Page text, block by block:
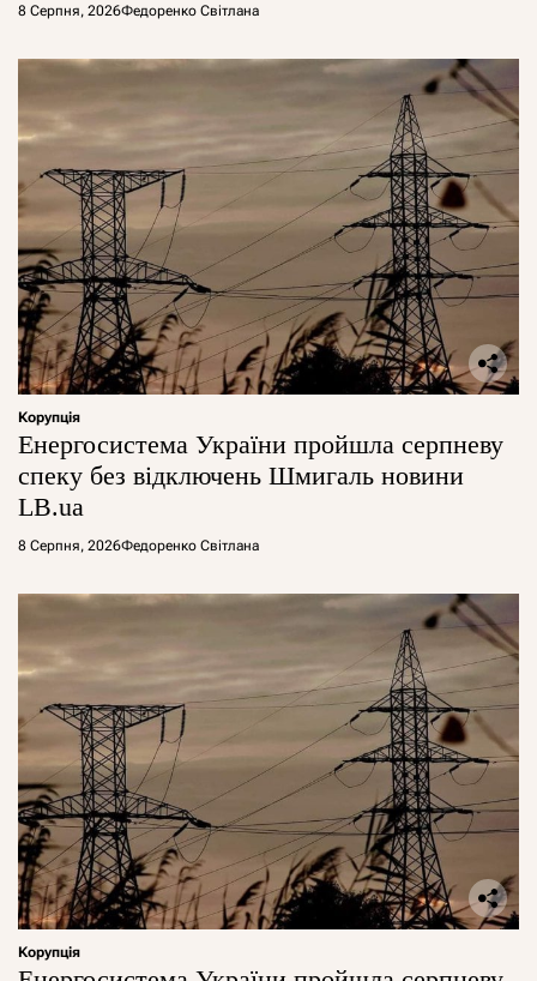
8 Серпня, 2026Федоренко Світлана
Корупція
Енергосистема України пройшла серпневу
спеку без відключень Шмигаль новини
LB.ua
8 Серпня, 2026Федоренко Світлана
Корупція